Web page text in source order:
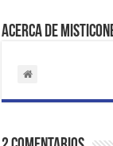
Acerca de